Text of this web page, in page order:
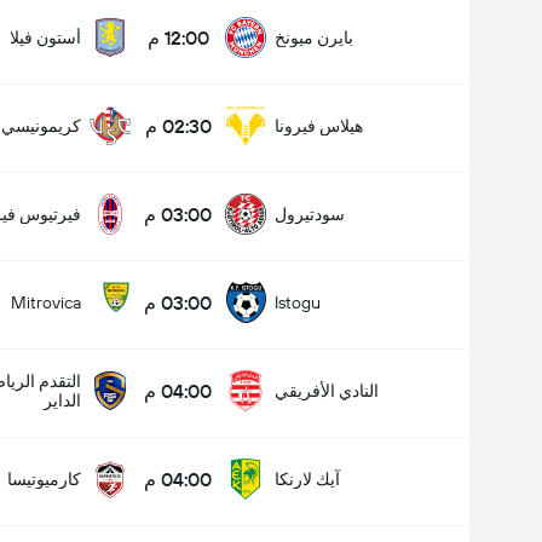
بايرن ميونخ 12:00 م أستون فيلا
هيلاس فيرونا 02:30 م كريمونيسي
سودتيرول 03:00 م فيرتيوس
Istogu 03:00 م Mitrovica
النادي الأفريقي 04:00 م
التقدم
الداير
آيك لارنكا 04:00 م كارميوتيسا